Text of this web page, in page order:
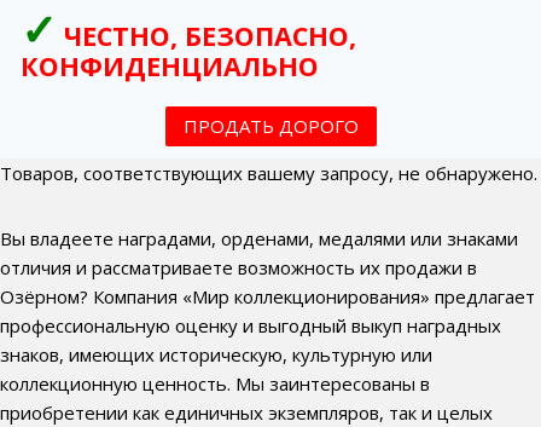
ЧЕСТНО, БЕЗОПАСНО,
КОНФИДЕНЦИАЛЬНО
ПРОДАТЬ ДОРОГО
Товаров, соответствующих вашему запросу, не обнаружено.
Вы владеете наградами, орденами, медалями или знаками
отличия и рассматриваете возможность их продажи в
Озёрном? Компания «Мир коллекционирования» предлагает
профессиональную оценку и выгодный выкуп наградных
знаков, имеющих историческую, культурную или
коллекционную ценность. Мы заинтересованы в
приобретении как единичных экземпляров, так и целых